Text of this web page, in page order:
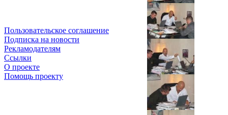
Пользовательское соглашение
Подписка на новости
Рекламодателям
Ссылки
О проекте
Помощь проекту